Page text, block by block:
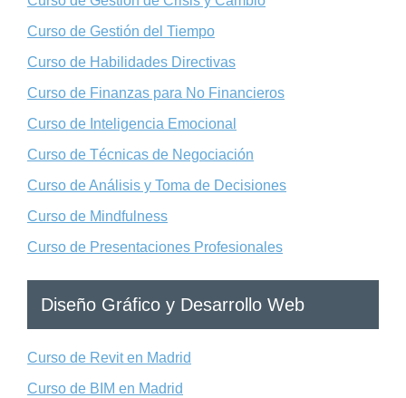
Curso de Gestión del Tiempo
Curso de Habilidades Directivas
Curso de Finanzas para No Financieros
Curso de Inteligencia Emocional
Curso de Técnicas de Negociación
Curso de Análisis y Toma de Decisiones
Curso de Mindfulness
Curso de Presentaciones Profesionales
Diseño Gráfico y Desarrollo Web
Curso de Revit en Madrid
Curso de BIM en Madrid